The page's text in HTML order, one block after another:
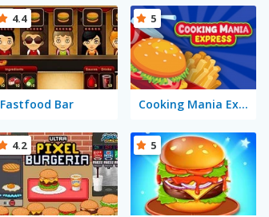
Fastfood Bar
4.4
Cooking Mania Express
5
4.2 5